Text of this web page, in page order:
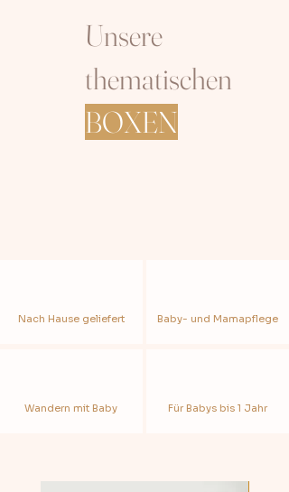
Unsere
thematischen
BOXEN
Nach Hause geliefert
Wandern mit Baby
Baby- und Mamapflege
Für Babys bis 1 Jahr